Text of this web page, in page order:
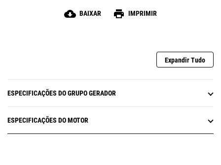
cloud_download BAIXAR print IMPRIMIR
Expandir Tudo
ESPECIFICAÇÕES DO GRUPO GERADOR
ESPECIFICAÇÕES DO MOTOR